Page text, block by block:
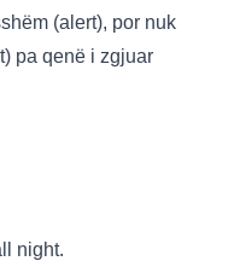
(alert), por nuk
pa qenë i zgjuar
night.